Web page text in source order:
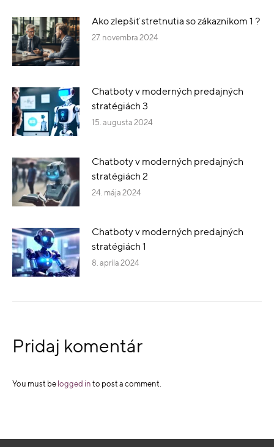
Ako zlepšiť stretnutia so zákazníkom 1 ?
27. novembra 2024
Chatboty v moderných predajných
stratégiách 3
15. augusta 2024
Chatboty v moderných predajných
stratégiách 2
24. mája 2024
Chatboty v moderných predajných
stratégiách 1
8. apríla 2024
Pridaj komentár
You must be logged in to post a comment.